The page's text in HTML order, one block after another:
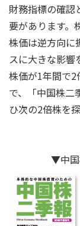
財務指標の確認
要があります。
株価は逆方向に
スに大きな影響
株価が1年間で
で、「中国株二
ひ次の2倍株を
▼中国